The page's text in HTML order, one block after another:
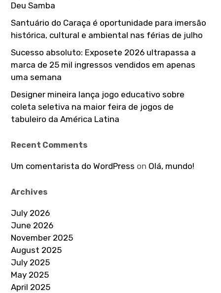
Deu Samba
Santuário do Caraça é oportunidade para imersão
histórica, cultural e ambiental nas férias de julho
Sucesso absoluto: Exposete 2026 ultrapassa a
marca de 25 mil ingressos vendidos em apenas
uma semana
Designer mineira lança jogo educativo sobre
coleta seletiva na maior feira de jogos de
tabuleiro da América Latina
Recent Comments
Um comentarista do WordPress on Olá, mundo!
Archives
July 2026
June 2026
November 2025
August 2025
July 2025
May 2025
April 2025